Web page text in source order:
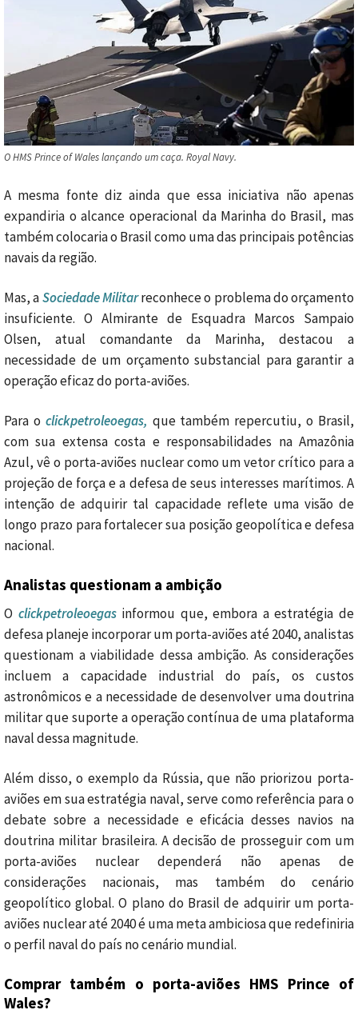
O HMS Prince of Wales lançando um caça. Royal Navy.
A mesma fonte diz ainda que essa iniciativa não apenas
expandiria o alcance operacional da Marinha do Brasil, mas
também colocaria o Brasil como uma das principais potências
navais da região.
Mas, aSociedade Militarreconhece o problema do orçamento
insuficiente. O Almirante de Esquadra Marcos Sampaio
Olsen, atual comandante da Marinha, destacou a
necessidade de um orçamento substancial para garantir a
operação eficaz do porta-aviões.
Para o clickpetroleoegas, que também repercutiu, o Brasil,
com sua extensa costa e responsabilidades na Amazônia
Azul, vê o porta-aviões nuclear como um vetor crítico para a
projeção de força e a defesa de seus interesses marítimos. A
intenção de adquirir tal capacidade reflete uma visão de
longo prazo para fortalecer sua posição geopolítica e defesa
nacional.
Analistas questionam a ambição
O clickpetroleoegasinformou que, embora a estratégia de
defesa planeje incorporar um porta-aviões até 2040, analistas
questionam a viabilidade dessa ambição. As considerações
incluem a capacidade industrial do país, os custos
astronômicos e a necessidade de desenvolver uma doutrina
militar que suporte a operação contínua de uma plataforma
naval dessa magnitude.
Além disso, o exemplo da Rússia, que não priorizou porta-
aviões em sua estratégia naval, serve como referência para o
debate sobre a necessidade e eficácia desses navios na
doutrina militar brasileira. A decisão de prosseguir com um
porta-aviões nuclear dependerá não apenas de
considerações nacionais, mas também do cenário
geopolítico global. O plano do Brasil de adquirir um porta-
aviões nuclear até 2040 é uma meta ambiciosa que redefiniria
o perfil naval do país no cenário mundial.
Comprar também o porta-aviões HMS Prince of
Wales?